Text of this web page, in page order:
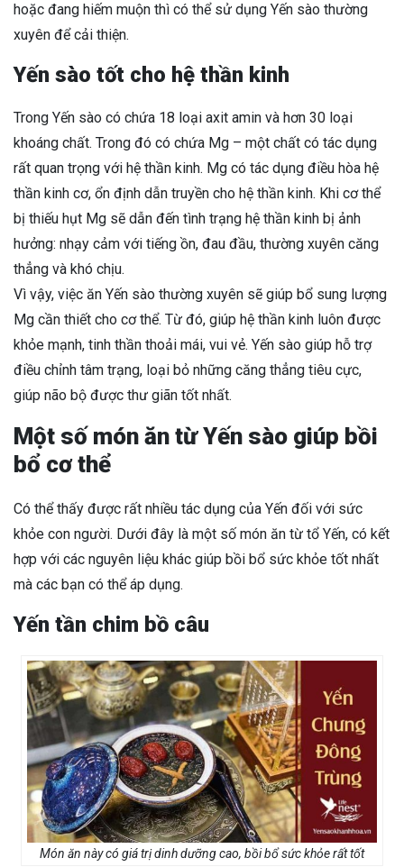
hoặc đang hiếm muộn thì có thể sử dụng Yến sào thường
xuyên để cải thiện.
Yến sào tốt cho hệ thần kinh
Trong Yến sào có chứa 18 loại axit amin và hơn 30 loại
khoáng chất. Trong đó có chứa Mg – một chất có tác dụng
rất quan trọng với hệ thần kinh. Mg có tác dụng điều hòa hệ
thần kinh cơ, ổn định dẫn truyền cho hệ thần kinh. Khi cơ thể
bị thiếu hụt Mg sẽ dẫn đến tình trạng hệ thần kinh bị ảnh
hưởng: nhạy cảm với tiếng ồn, đau đầu, thường xuyên căng
thẳng và khó chịu.
Vì vậy, việc ăn Yến sào thường xuyên sẽ giúp bổ sung lượng
Mg cần thiết cho cơ thể. Từ đó, giúp hệ thần kinh luôn được
khỏe mạnh, tinh thần thoải mái, vui vẻ. Yến sào giúp hỗ trợ
điều chỉnh tâm trạng, loại bỏ những căng thẳng tiêu cực,
giúp não bộ được thư giãn tốt nhất.
Một số món ăn từ Yến sào giúp bồi
bổ cơ thể
Có thể thấy được rất nhiều tác dụng của Yến đối với sức
khỏe con người. Dưới đây là một số món ăn từ tổ Yến, có kết
hợp với các nguyên liệu khác giúp bồi bổ sức khỏe tốt nhất
mà các bạn có thể áp dụng.
Yến tần chim bồ câu
Món ăn này có giá trị dinh dưỡng cao, bồi bổ sức khỏe rất tốt